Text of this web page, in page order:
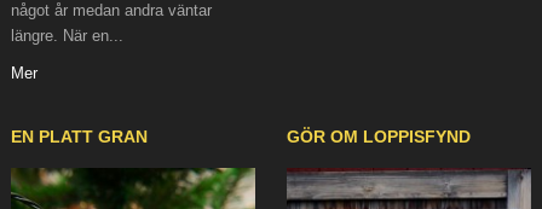
något år medan andra väntar
längre. När en...
Mer
EN PLATT GRAN GÖR OM LOPPISFYND